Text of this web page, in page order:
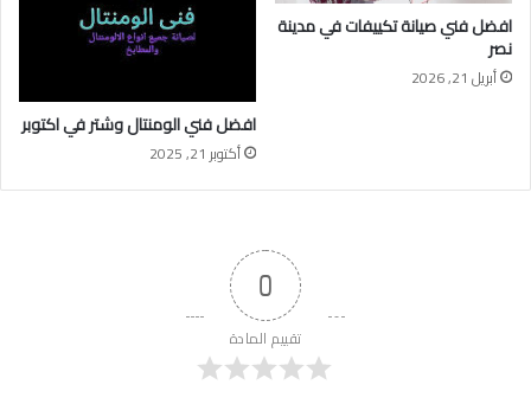
افضل فني صيانة تكييفات في مدينة
نصر
أبريل 21, 2026
افضل فني الومنتال وشتر في اكتوبر
أكتوبر 21, 2025
0
تقييم المادة